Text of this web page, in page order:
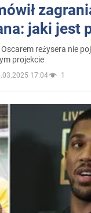
jaki jest
reżysera nie
projekcie
17:04 1